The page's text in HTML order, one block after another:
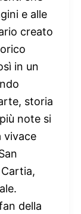
e alle
creato
in un
storia
note si
vivace
della